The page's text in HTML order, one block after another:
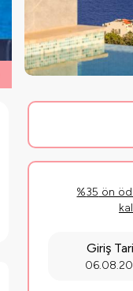
%35 ön
Giriş